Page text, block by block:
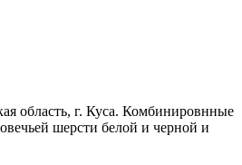
область, г. Куса. Комбинировнные
шерсти белой и черной и